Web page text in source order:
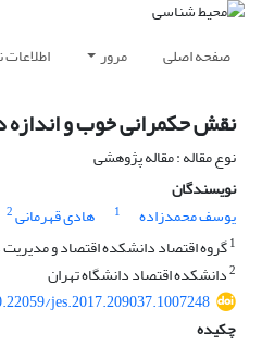
صفحه اصلی مرور
نقش حکمرانی خوب و
نوع مقاله : مقاله پژوهشی
نویسندگان
یوسف محمدزاده
1 هادی قهرمانی2
1گروه اقتصاد دانشکده اقتصاد و مدیریت
2دانشکده اقتصاد دانشگاه تهران
jes.2017.209037.1007248
چکیده